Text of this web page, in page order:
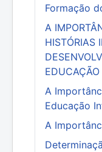
Formação
A
HISTÓRIAS
A
Educação
A